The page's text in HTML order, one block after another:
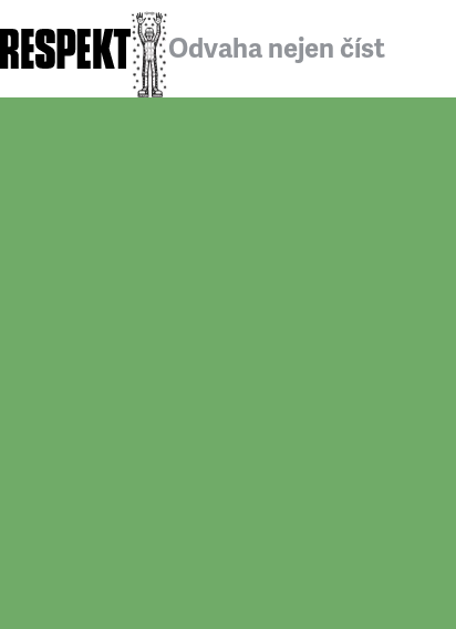
Odvaha nejen číst